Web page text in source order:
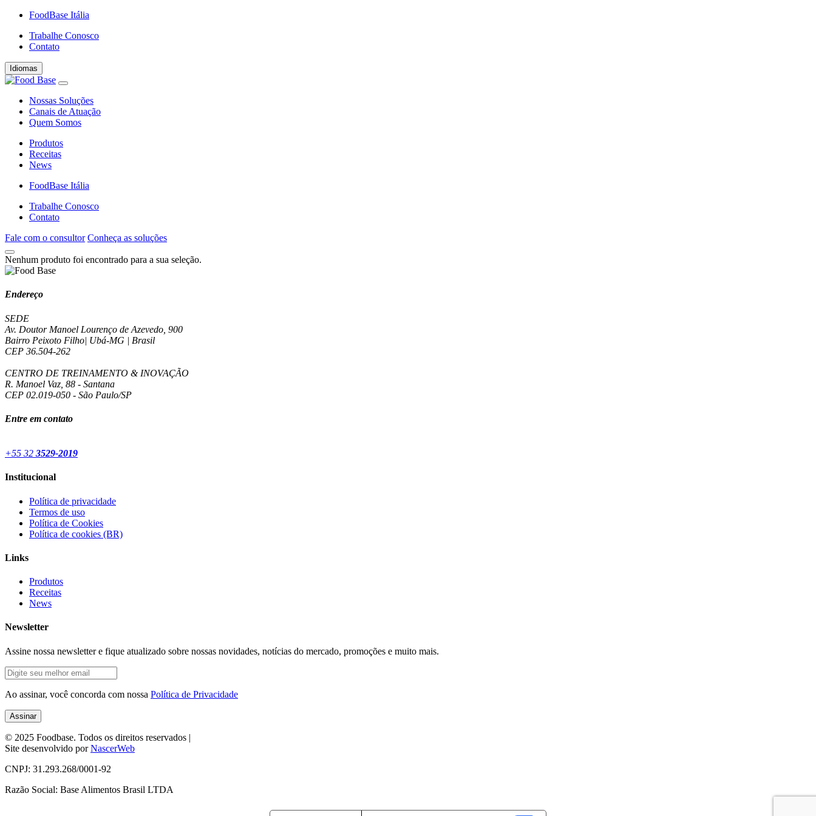
FoodBase Itália
Trabalhe Conosco
Contato
Idiomas
Nossas Soluções
Canais de Atuação
Quem Somos
Produtos
Receitas
News
FoodBase Itália
Trabalhe Conosco
Contato
Fale com o consultor Conheça as soluções
Nenhum produto foi encontrado para a sua seleção.
Endereço
SEDE
Av. Doutor Manoel Lourenço de Azevedo, 900
Bairro Peixoto Filho| Ubá-MG | Brasil
CEP 36.504-262
CENTRO DE TREINAMENTO & INOVAÇÃO
R. Manoel Vaz, 88 - Santana
CEP 02.019-050 - São Paulo/SP
Entre em contato
+55 32 3529-2019
Institucional
Política de privacidade
Termos de uso
Política de Cookies
Política de cookies (BR)
Links
Produtos
Receitas
News
Newsletter
Assine nossa newsletter e fique atualizado sobre nossas novidades, notícias do mercado, promoções e muito mais.
Ao assinar, você concorda com nossa Política de Privacidade
© 2025 Foodbase. Todos os direitos reservados |
Site desenvolvido porNascerWeb
CNPJ: 31.293.268/0001-92
Razão Social: Base Alimentos Brasil LTDA